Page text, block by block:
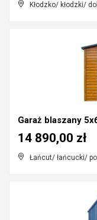
Kłodzko/ kłodzki/
Garaż blaszany
Łańcut/ łańcucki/
14 890,00 zł